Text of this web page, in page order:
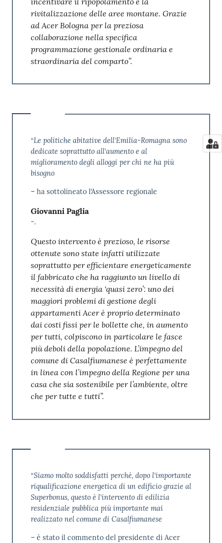
rivitalizzazione delle aree montane. Grazie
ad Acer Bologna per la preziosa
collaborazione nella specifica
programmazione gestionale ordinaria e
straordinaria del comparto”.
“Le politiche abitative dell’Emilia-Romagna sono
dedicate soprattutto all’aumento e al
miglioramento degli alloggi per chi ne ha più
bisogno
– ha sottolineato l’Assessore regionale
Giovanni Paglia
-.
Questo intervento è prezioso, le risorse
ottenute sono state infatti utilizzate
soprattutto per efficientare energeticamente
il fabbricato che ha raggiunto un livello di
necessità di energia ‘quasi zero’: uno dei
maggiori problemi di gestione degli
appartamenti Acer è proprio determinato
dai costi fissi per le bollette che, in aumento
per tutti, colpiscono in particolare le fasce
più deboli della popolazione. L’impegno del
comune di Casalfiumanese è perfettamente
in linea con l’impegno della Regione per una
casa che sia sostenibile per l’ambiente, oltre
che per tutte e tutti”.
“Siamo molto soddisfatti perché, dopo l’importante
riqualificazione energetica di un edificio grazie al
Superbonus, questo è l’intervento di edilizia
residenziale pubblica più importante mai
realizzato nel comune di Casalfiumanese
– è stato il commento del presidente di Acer